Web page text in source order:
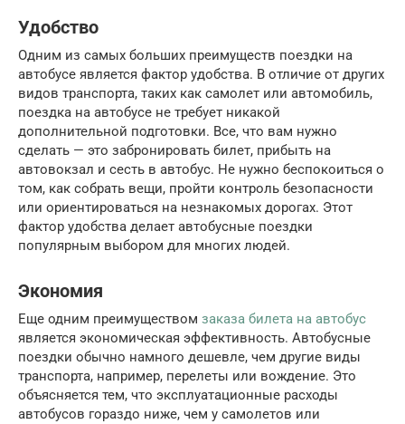
Удобство
Одним из самых больших преимуществ поездки на
автобусе является фактор удобства. В отличие от других
видов транспорта, таких как самолет или автомобиль,
поездка на автобусе не требует никакой
дополнительной подготовки. Все, что вам нужно
сделать — это забронировать билет, прибыть на
автовокзал и сесть в автобус. Не нужно беспокоиться о
том, как собрать вещи, пройти контроль безопасности
или ориентироваться на незнакомых дорогах. Этот
фактор удобства делает автобусные поездки
популярным выбором для многих людей.
Экономия
Еще одним преимуществом заказа билета на автобус
является экономическая эффективность. Автобусные
поездки обычно намного дешевле, чем другие виды
транспорта, например, перелеты или вождение. Это
объясняется тем, что эксплуатационные расходы
автобусов гораздо ниже, чем у самолетов или